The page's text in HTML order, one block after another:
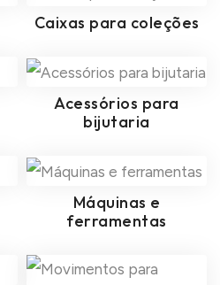
Caixas para coleções
Acessórios para
bijutaria
Máquinas e
ferramentas